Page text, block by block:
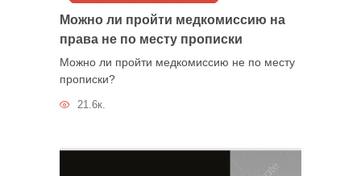
Можно ли пройти медкомиссию на
права не по месту прописки
Можно ли пройти медкомиссию не по месту
прописки?
21.6к.